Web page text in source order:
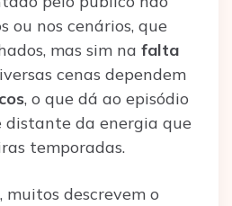
ou nos cenários, que
mas sim na falta
cenas dependem
, o que dá ao episódio
da energia que
temporadas.
muitos descrevem o